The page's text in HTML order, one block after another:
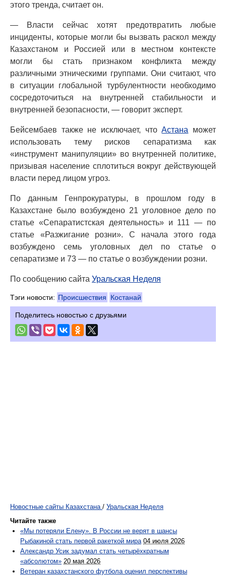
этого тренда, считает он.
— Власти сейчас хотят предотвратить любые
инциденты, которые могли бы вызвать раскол между
Казахстаном и Россией или в местном контексте
могли бы стать признаком конфликта между
различными этническими группами. Они считают, что
в ситуации глобальной турбулентности необходимо
сосредоточиться на внутренней стабильности и
внутренней безопасности, — говорит эксперт.
Бейсембаев также не исключает, чтоАстана может
использовать тему рисков сепаратизма как
«инструмент манипуляции» во внутренней политике,
призывая население сплотиться вокруг действующей
власти перед лицом угроз.
По данным Генпрокуратуры, в прошлом году в
Казахстане было возбуждено 21 уголовное дело по
статье «Сепаратистская деятельность» и 111 — по
статье «Разжигание розни». С начала этого года
возбуждено семь уголовных дел по статье о
сепаратизме и 73 — по статье о возбуждении розни.
По сообщению сайта Уральская Неделя
Тэги новости: Происшествия Костанай
Поделитесь новостью с друзьями
Новостные сайты Казахстана / Уральская Неделя
Читайте также
«Мы потеряли Елену». В России не верят в шансы
Рыбакиной стать первой ракеткой мира 04 июля 2026
Александр Усик задумал стать четырёхкратным
«абсолютом» 20 мая 2026
Ветеран казахстанского футбола оценил перспективы